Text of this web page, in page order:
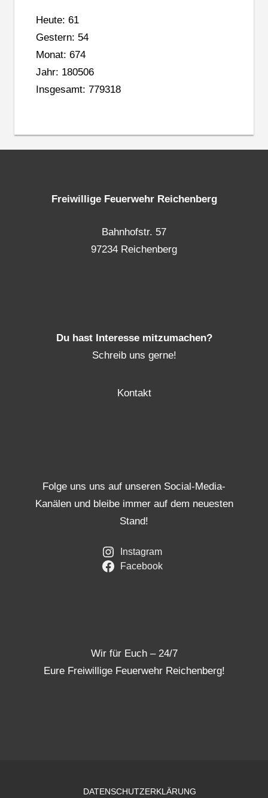
Heute: 61
Gestern: 54
Monat: 674
Jahr: 180506
Insgesamt: 779318
Freiwillige Feuerwehr Reichenberg
Bahnhofstr. 57
97234 Reichenberg
Du hast Interesse mitzumachen?
Schreib uns gerne!
Kontakt
Folge uns uns auf unseren Social-Media-
Kanälen und bleibe immer auf dem neuesten
Stand!
Instagram
Facebook
Wir für Euch – 24/7
Eure Freiwillige Feuerwehr Reichenberg!
DATENSCHUTZERKLÄRUNG